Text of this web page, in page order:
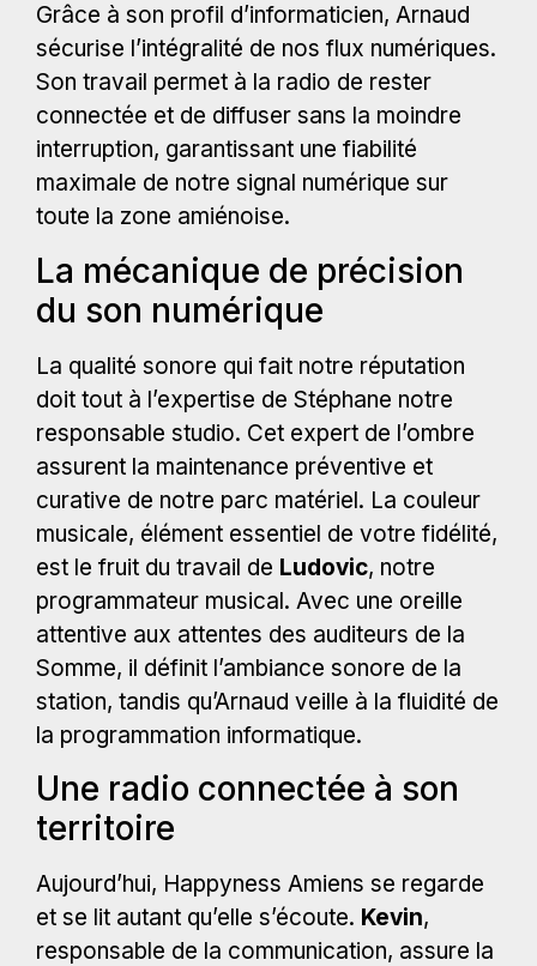
Grâce à son profil d’informaticien, Arnaud
sécurise l’intégralité de nos flux numériques.
Son travail permet à la radio de rester
connectée et de diffuser sans la moindre
interruption, garantissant une fiabilité
maximale de notre signal numérique sur
toute la zone amiénoise.
La mécanique de précision
du son numérique
La qualité sonore qui fait notre réputation
doit tout à l’expertise de Stéphane notre
responsable studio. Cet expert de l’ombre
assurent la maintenance préventive et
curative de notre parc matériel. La couleur
musicale, élément essentiel de votre fidélité,
est le fruit du travail de Ludovic, notre
programmateur musical. Avec une oreille
attentive aux attentes des auditeurs de la
Somme, il définit l’ambiance sonore de la
station, tandis qu’Arnaud veille à la fluidité de
la programmation informatique.
Une radio connectée à son
territoire
Aujourd’hui, Happyness Amiens se regarde
et se lit autant qu’elle s’écoute. Kevin,
responsable de la communication, assure la